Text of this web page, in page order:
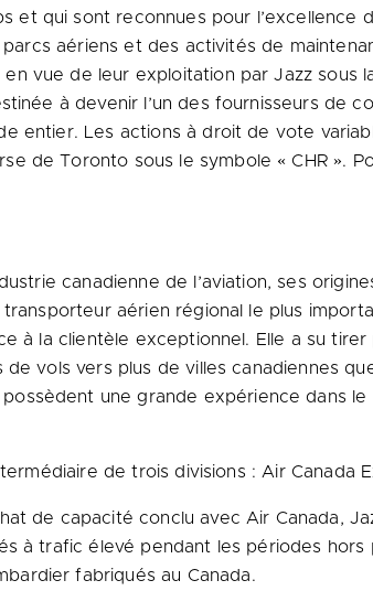
et qui sont reconnues pour l’excellence
aériens et des activités de
vue de leur exploitation par Jazz sous
à devenir l’un des fournisseurs de
entier. Les actions à droit de vote
deToronto sous le symbole « CHR ».
canadienne de l’aviation, ses
aérien régional le plus
à la clientèle exceptionnel. Elle a su
vols vers plus de villes canadiennes
une grande expérience dans
de trois divisions : Air Canada
de capacité conclu avec Air Canada,
à trafic élevé pendant les périodes hors
fabriqués au Canada.